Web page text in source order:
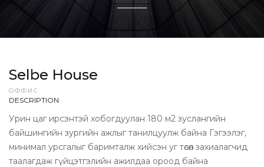
Selbe House
ОФФИС
DESCRIPTION
Урин цаг ирсэнтэй хобогдуулан 180 м2 зуслангийн
байшингийн зургийн ажлыг танилцуулж байна Гэгээлэг,
минимал урсгалыг баримталж хийсэн уг төсөл захиалагчид
таалагдаж гүйцэтгэлийн ажилдаа ороод байна